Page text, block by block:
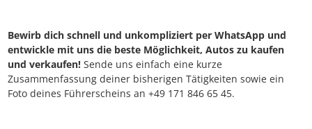
Bewirb dich schnell und unkompliziert per WhatsApp und
entwickle mit uns die beste Möglichkeit, Autos zu kaufen
und verkaufen! Sende uns einfach eine kurze
Zusammenfassung deiner bisherigen Tätigkeiten sowie ein
Foto deines Führerscheins an +49 171 846 65 45.